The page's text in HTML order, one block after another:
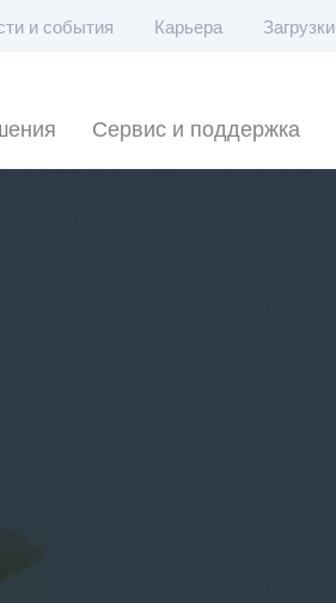
и события Карьера Загрузки
Сервис и поддержка